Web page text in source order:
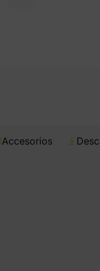
Accesorios